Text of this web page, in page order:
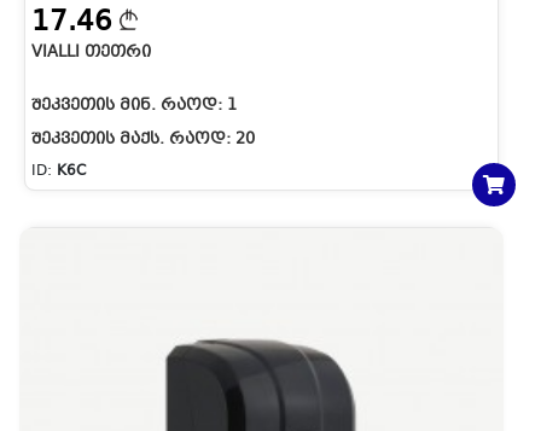
17.46
VIALLI ᲗᲔᲗᲠᲘ
ᲨᲔᲙᲕᲔᲗᲘᲡ ᲛᲘᲜ. ᲠᲐᲝᲓ: 1
ᲨᲔᲙᲕᲔᲗᲘᲡ ᲛᲐᲥᲡ. ᲠᲐᲝᲓ: 20
ID: K6C